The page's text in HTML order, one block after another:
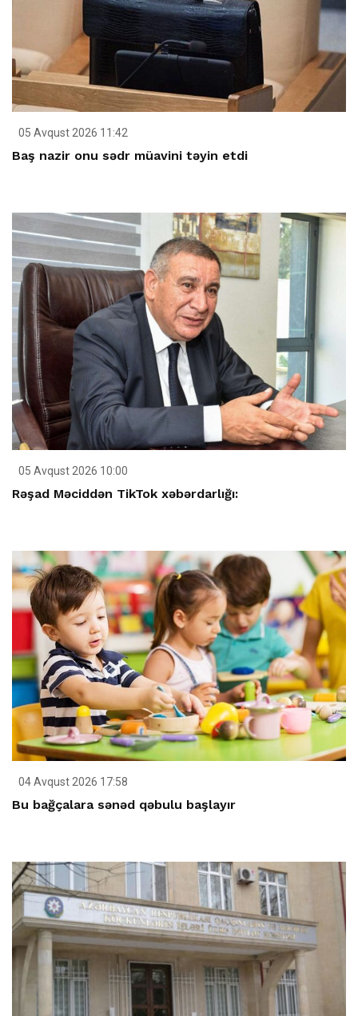
05 Avqust 2026 11:42
Baş nazir onu sədr müavini təyin etdi
05 Avqust 2026 10:00
Rəşad Məciddən TikTok xəbərdarlığı:
04 Avqust 2026 17:58
Bu bağçalara sənəd qəbulu başlayır